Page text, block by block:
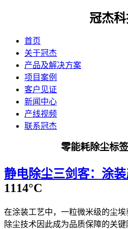
冠杰
首页
关于冠杰
产品及解决方案
项目案例
客户见证
新闻中心
产线视频
联系冠杰
零能耗除尘标
静电除尘三剑客：涂
1114°C
在涂装工艺中，一粒微米级的尘
除尘技术因此成为品质保障的关